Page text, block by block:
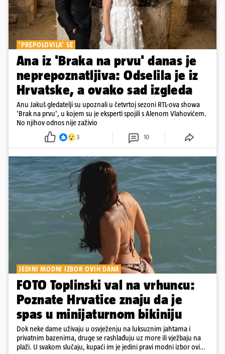
'PREPOLOVILA' SE
Ana iz 'Braka na prvu' danas je
neprepoznatljiva: Odselila je iz
Hrvatske, a ovako sad izgleda
Anu Jakuš gledatelji su upoznali u četvrtoj sezoni RTL-ova showa
'Brak na prvu', u kojem su je eksperti spojili s Alenom Vlahovićem.
No njihov odnos nije zaživio
3 10
JEDINI MODNI IZBOR OVIH DANA
FOTO Toplinski val na vrhuncu:
Poznate Hrvatice znaju da je
spas u minijaturnom bikiniju
Dok neke dame uživaju u osvježenju na luksuznim jahtama i
privatnim bazenima, druge se rashlađuju uz more ili vježbaju na
plaži. U svakom slučaju, kupaći im je jedini pravi modni izbor ovih